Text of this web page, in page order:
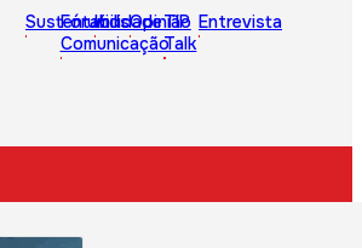
Sustentabilidade
Fórum
Comunicação
KidsOpinião
TIP
Talk
Entrevista